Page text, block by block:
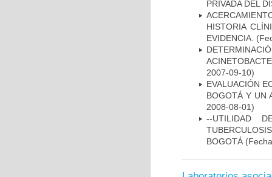
PRIVADA DEL
HISTORIA
EVIDENCIA.
2007-09-10)
EVALUACIÓN
BOGOTÁ Y UN
2008-08-01)
--UTILIDAD
BOGOTÁ